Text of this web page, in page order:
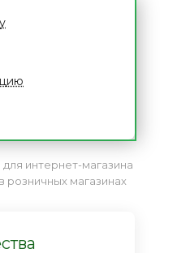
интернет-магазина
розничных магазинах